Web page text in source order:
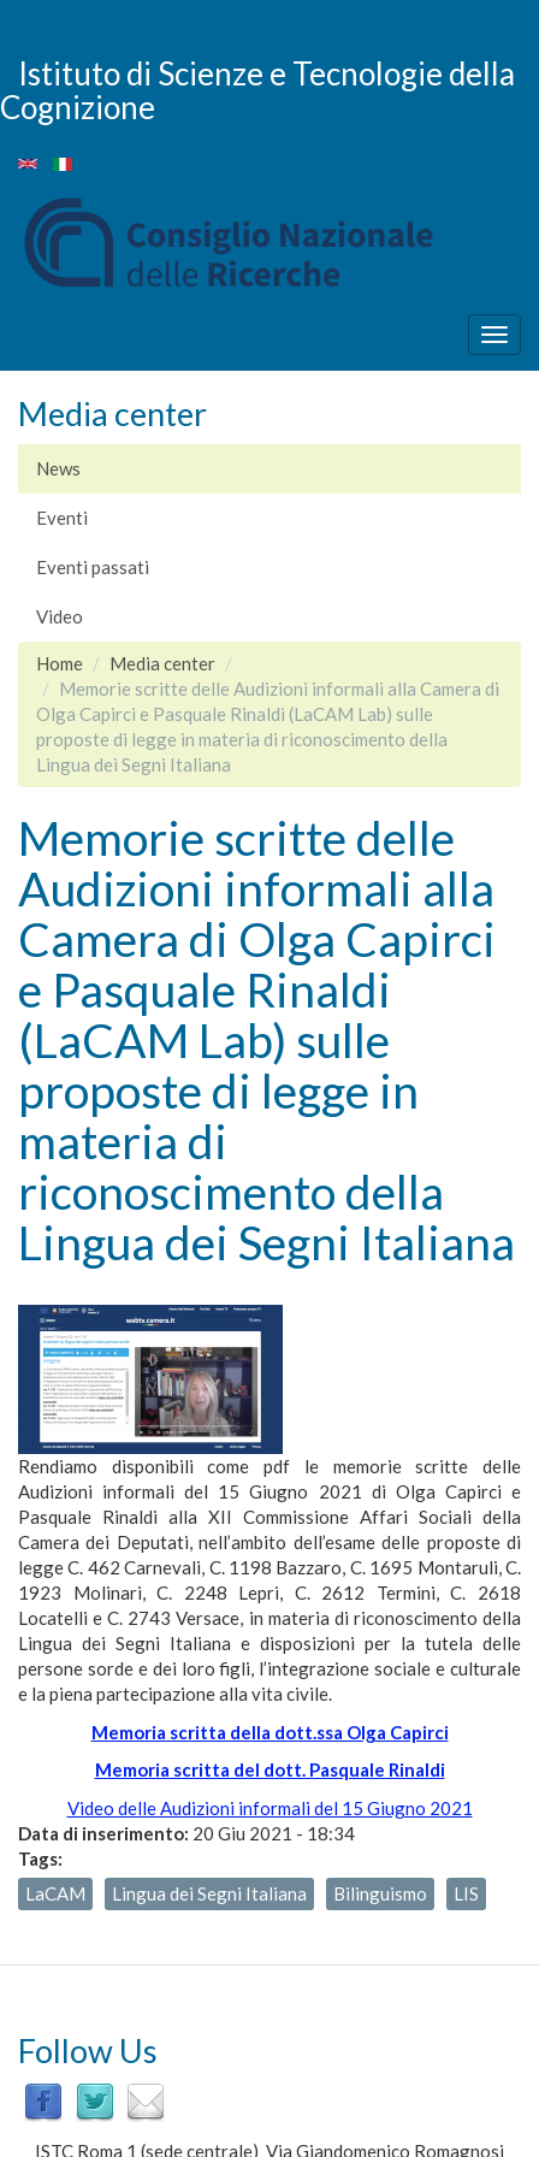
contenuto
principale
Istituto di Scienze e Tecnologie della
Cognizione
Media center
News
Eventi
Eventi passati
Video
Home
Media center
Memorie scritte delle Audizioni informali alla Camera di
Olga Capirci e Pasquale Rinaldi (LaCAM Lab) sulle
proposte di legge in materia di riconoscimento della
Lingua dei Segni Italiana
Memorie scritte delle
Audizioni informali alla
Camera di Olga Capirci
e Pasquale Rinaldi
(LaCAM Lab) sulle
proposte di legge in
materia di
riconoscimento della
Lingua dei Segni Italiana
Rendiamo disponibili come pdf le memorie scritte delle
Audizioni informali del 15 Giugno 2021 di Olga Capirci e
Pasquale Rinaldi alla XII Commissione Affari Sociali della
Camera dei Deputati, nell’ambito dell’esame delle proposte di
legge C. 462 Carnevali, C. 1198 Bazzaro, C. 1695 Montaruli, C.
1923 Molinari, C. 2248 Lepri, C. 2612 Termini, C. 2618
Locatelli e C. 2743 Versace, in materia di riconoscimento della
Lingua dei Segni Italiana e disposizioni per la tutela delle
persone sorde e dei loro figli, l’integrazione sociale e culturale
e la piena partecipazione alla vita civile.
Memoria scritta della dott.ssa Olga Capirci
Memoria scritta del dott. Pasquale Rinaldi
Video delle Audizioni informali del 15 Giugno 2021
Data di inserimento: 20 Giu 2021 - 18:34
Tags:
LaCAM
Lingua dei Segni Italiana Bilinguismo LIS
Follow Us
ISTC Roma 1 (sede centrale) Via Giandomenico Romagnosi